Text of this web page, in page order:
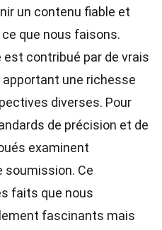
un contenu fiable et
que nous faisons.
contribué par de vrais
une richesse
diverses. Pour
de précision et de
examinent
Ce
faits que nous
fascinants mais